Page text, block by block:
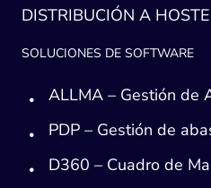
DISTRIBUCIÓN A
SOLUCIONES DE SOFTWARE
ALLMA – Gestión de
PDP – Gestión de
D360 – Cuadro de